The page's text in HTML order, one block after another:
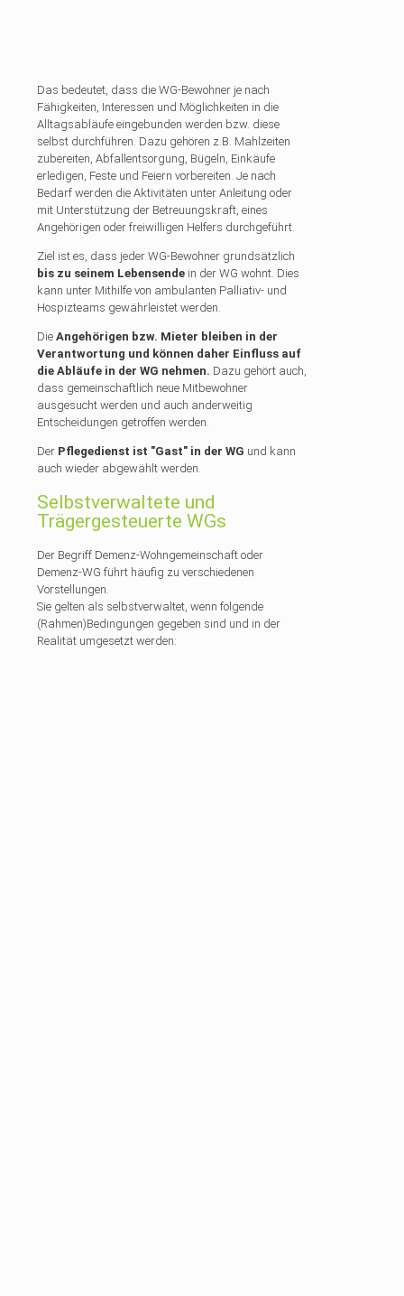
Das bedeutet, dass die WG-Bewohner je nach
Fähigkeiten, Interessen und Möglichkeiten in die
Alltagsabläufe eingebunden werden bzw. diese
selbst durchführen. Dazu gehören z.B. Mahlzeiten
zubereiten, Abfallentsorgung, Bügeln, Einkäufe
erledigen, Feste und Feiern vorbereiten. Je nach
Bedarf werden die Aktivitäten unter Anleitung oder
mit Unterstützung der Betreuungskraft, eines
Angehörigen oder freiwilligen Helfers durchgeführt.
Ziel ist es, dass jeder WG-Bewohner grundsätzlich
bis zu seinem Lebensende in der WG wohnt. Dies
kann unter Mithilfe von ambulanten Palliativ- und
Hospizteams gewährleistet werden.
Die Angehörigen bzw. Mieter bleiben in der
Verantwortung und können daher Einfluss auf
die Abläufe in der WG nehmen. Dazu gehört auch,
dass gemeinschaftlich neue Mitbewohner
ausgesucht werden und auch anderweitig
Entscheidungen getroffen werden.
Der Pflegedienst ist "Gast" in der WG und kann
auch wieder abgewählt werden.
Selbstverwaltete und
Trägergesteuerte WGs
Der Begriff Demenz-Wohngemeinschaft oder
Demenz-WG führt häufig zu verschiedenen
Vorstellungen.
Sie gelten als selbstverwaltet, wenn folgende
(Rahmen)Bedingungen gegeben sind und in der
Realität umgesetzt werden: